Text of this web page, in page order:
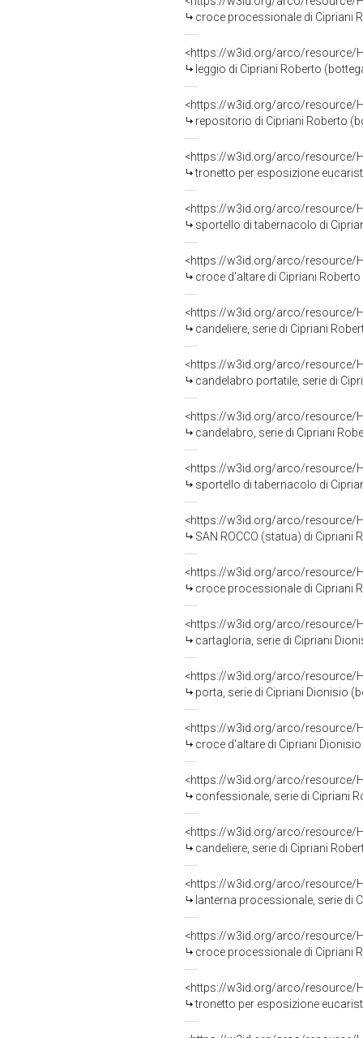
croce processionale di Cipriani
<https://w3id.org/arco/resource/
leggio di Cipriani Roberto
<https://w3id.org/arco/resource/
repositorio di Cipriani Roberto
<https://w3id.org/arco/resource/
tronetto per esposizione
<https://w3id.org/arco/resource/
sportello di tabernacolo di
<https://w3id.org/arco/resource/
croce d'altare di Cipriani
<https://w3id.org/arco/resource/
candeliere, serie di Cipriani
<https://w3id.org/arco/resource/
candelabro portatile, serie di
<https://w3id.org/arco/resource/
candelabro, serie di Cipriani
<https://w3id.org/arco/resource/
sportello di tabernacolo di
<https://w3id.org/arco/resource/
SAN ROCCO (statua) di
<https://w3id.org/arco/resource/
croce processionale di Cipriani
<https://w3id.org/arco/resource/
cartagloria, serie di Cipriani
<https://w3id.org/arco/resource/
porta, serie di Cipriani Dionisio
<https://w3id.org/arco/resource/
croce d'altare di Cipriani
<https://w3id.org/arco/resource/
confessionale, serie di Cipriani
<https://w3id.org/arco/resource/
candeliere, serie di Cipriani
<https://w3id.org/arco/resource/
lanterna processionale, serie di
<https://w3id.org/arco/resource/
croce processionale di Cipriani
<https://w3id.org/arco/resource/
tronetto per esposizione